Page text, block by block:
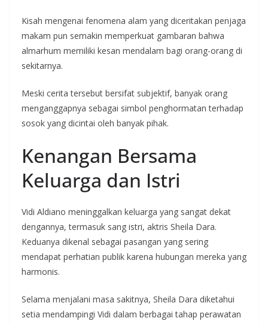
Kisah mengenai fenomena alam yang diceritakan penjaga
makam pun semakin memperkuat gambaran bahwa
almarhum memiliki kesan mendalam bagi orang-orang di
sekitarnya.
Meski cerita tersebut bersifat subjektif, banyak orang
menganggapnya sebagai simbol penghormatan terhadap
sosok yang dicintai oleh banyak pihak.
Kenangan Bersama
Keluarga dan Istri
Vidi Aldiano meninggalkan keluarga yang sangat dekat
dengannya, termasuk sang istri, aktris Sheila Dara.
Keduanya dikenal sebagai pasangan yang sering
mendapat perhatian publik karena hubungan mereka yang
harmonis.
Selama menjalani masa sakitnya, Sheila Dara diketahui
setia mendampingi Vidi dalam berbagai tahap perawatan